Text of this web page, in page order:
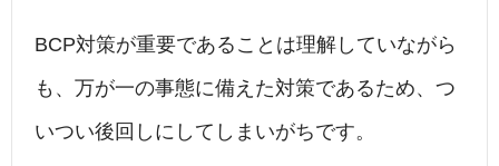
BCP対策が重要であることは理解していながら
も、万が一の事態に備えた対策であるため、つ
いつい後回しにしてしまいがちです。